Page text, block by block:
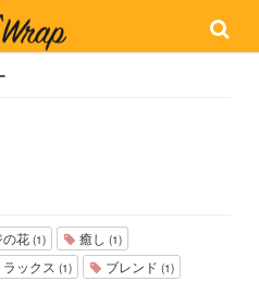
の花 (1) 癒し (1)
ラックス (1) ブレンド (1)